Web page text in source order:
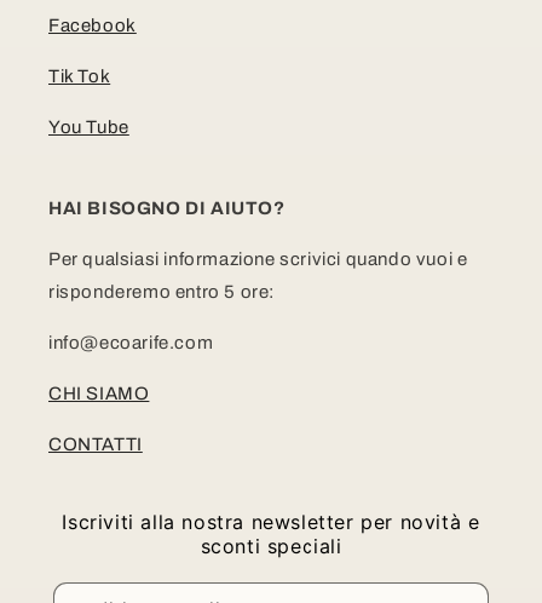
Facebook
Tik Tok
You Tube
HAI BISOGNO DI AIUTO?
Per qualsiasi informazione scrivici quando vuoi e
risponderemo entro 5 ore:
info@ecoarife.com
CHI SIAMO
CONTATTI
Iscriviti alla nostra newsletter per novità e
sconti speciali